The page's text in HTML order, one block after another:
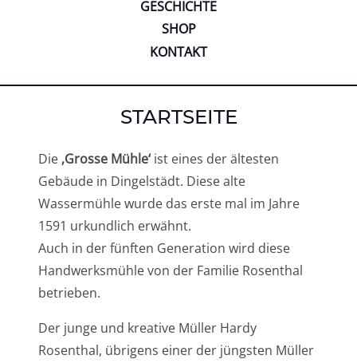
GESCHICHTE
SHOP
KONTAKT
STARTSEITE
Die ‚Grosse Mühle‘ ist eines der ältesten
Gebäude in Dingelstädt. Diese alte
Wassermühle wurde das erste mal im Jahre
1591 urkundlich erwähnt.
Auch in der fünften Generation wird diese
Handwerksmühle von der Familie Rosenthal
betrieben.
Der junge und kreative Müller Hardy
Rosenthal, übrigens einer der jüngsten Müller